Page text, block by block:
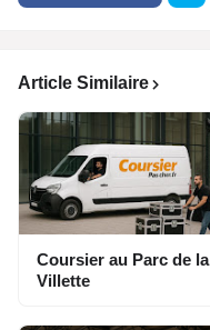
Article Similaire
Coursier au Parc de la
Villette